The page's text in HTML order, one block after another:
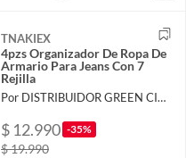
TNAKIEX
4pzs Organizador De Ropa De
Armario Para Jeans Con 7
Rejilla
Por DISTRIBUIDOR GREEN CITY SpA
$ 12.990 -35%
$ 19.990